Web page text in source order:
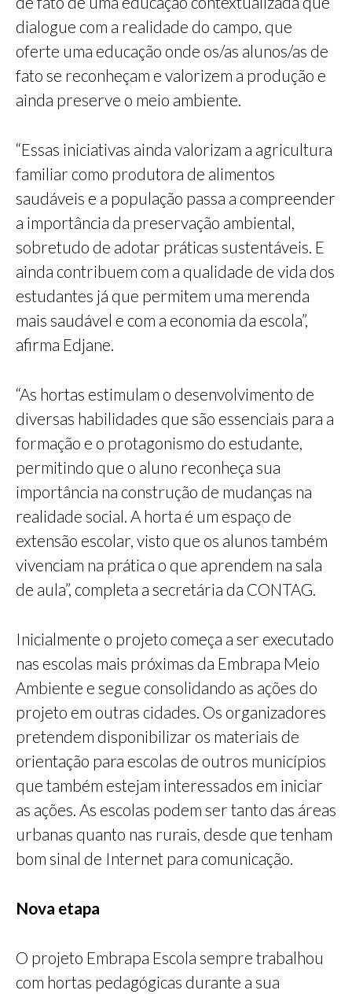
dialogue com a realidade do campo, que
oferte uma educação onde os/as alunos/as de
fato se reconheçam e valorizem a produção e
ainda preserve o meio ambiente.
“Essas iniciativas ainda valorizam a agricultura
familiar como produtora de alimentos
saudáveis e a população passa a compreender
a importância da preservação ambiental,
sobretudo de adotar práticas sustentáveis. E
ainda contribuem com a qualidade de vida dos
estudantes já que permitem uma merenda
mais saudável e com a economia da escola”,
afirma Edjane.
“As hortas estimulam o desenvolvimento de
diversas habilidades que são essenciais para a
formação e o protagonismo do estudante,
permitindo que o aluno reconheça sua
importância na construção de mudanças na
realidade social. A horta é um espaço de
extensão escolar, visto que os alunos também
vivenciam na prática o que aprendem na sala
de aula”, completa a secretária da CONTAG.
Inicialmente o projeto começa a ser executado
nas escolas mais próximas da Embrapa Meio
Ambiente e segue consolidando as ações do
projeto em outras cidades. Os organizadores
pretendem disponibilizar os materiais de
orientação para escolas de outros municípios
que também estejam interessados em iniciar
as ações. As escolas podem ser tanto das áreas
urbanas quanto nas rurais, desde que tenham
bom sinal de Internet para comunicação.
Nova etapa
O projeto Embrapa Escola sempre trabalhou
com hortas pedagógicas durante a sua